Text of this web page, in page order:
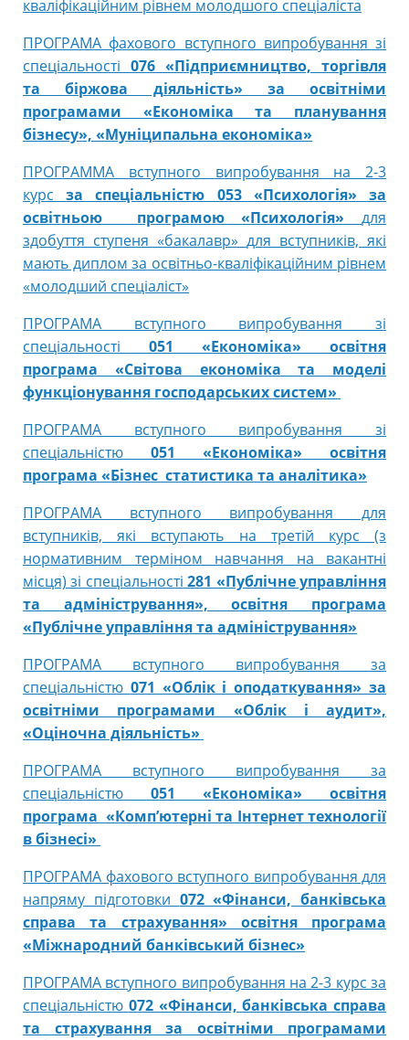
кваліфікаційним рівнем молодшого спеціаліста
ПРОГРАМА фахового вступного випробування зі
спеціальності 076 «Підприємництво, торгівля
та біржова діяльність» за освітніми
програмами «Економіка та планування
бізнесу», «Муніципальна економіка»
ПРОГРАММА
вступного випробування на 2-3
курсза спеціальністю 053 «Психологія»за
освітньою програмою «Психологія» для
здобуття ступеня «бакалавр» для вступників, які
мають диплом за освітньо-кваліфікаційним рівнем
«молодший спеціаліст»
ПРОГРАМА вступного випробування зі
спеціальності 051
«Економіка» освітня
програма «Світова економіка та моделі
функціонування господарських систем»
ПРОГРАМА вступного випробування зі
спеціальністю 051 «Економіка» освітня
програма «Бізнес статистика та аналітика»
ПРОГРАМА вступного випробування для
вступників, які вступають на третій курс (з
нормативним терміном навчання на вакантні
місця) зі спеціальності 281 «Публічне управління
та адміністрування», освітня програма
«Публічне управління та адміністрування»
ПРОГРАМА вступного випробування за
спеціальністю 071 «Облік і оподаткування» за
освітніми програмами «Облік і аудит»,
«Оціночна діяльність»
ПРОГРАМА вступного випробування за
спеціальністю 051 «Економіка» освітня
програма «Комп’ютерні та Інтернет технології
в бізнесі»
ПРОГРАМА фахового вступного випробування для
напряму підготовки 072 «Фінанси, банківська
справа та страхування» освітня програма
«Міжнародний банківський бізнес»
ПРОГРАМА вступного випробування на 2-3 курс за
спеціальністю 072 «Фінанси, банківська справа
та страхування за освітніми програмами